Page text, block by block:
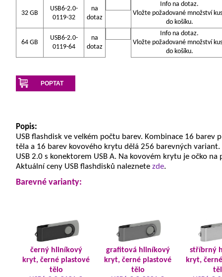
32 GB
USB6-2.0-
0119-32
na
dotaz
Info na dotaz.
Vložte požadované množství
do košíku.
64 GB
USB6-2.0-
0119-64
na
dotaz
Info na dotaz.
Vložte požadované množství
do košíku.
POPTAT
Popis:
USB flashdisk ve velkém počtu barev. Kombinace 16 barev
těla a 16 barev kovového krytu dělá 256 barevných variant.
USB 2.0 s konektorem USB A. Na kovovém krytu je očko na
Aktuální ceny USB flashdisků naleznete zde.
Barevné varianty:
černý hliníkový
kryt, černé plastové
tělo
grafitová hliníkový
kryt, černé plastové
tělo
stříbrný
kryt,